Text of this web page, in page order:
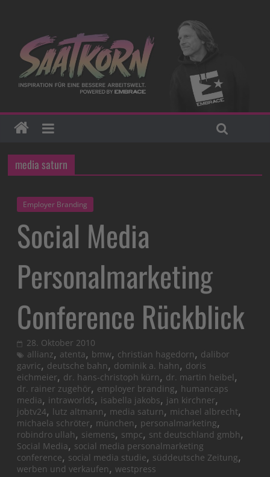
media saturn
Employer Branding
Social Media
Personalmarketing
Conference Rückblick
28. Oktober 2010
allianz, atenta, bmw, christian hagedorn, dalibor
gavric, deutsche bahn, dominik a. hahn, doris
eichmeier, dr. hans-christoph kürn, dr. martin heibel,
dr. rainer zugehör, employer branding, humancaps
media, intraworlds, isabella jakobs, jan kirchner,
jobtv24, lutz altmann, media saturn, michael albrecht,
michaela schröter, münchen, personalmarketing,
robindro ullah, siemens, smpc, snt deutschland gmbh,
Social Media, social media personalmarketing
conference, social media studie, süddeutsche Zeitung,
werben und verkaufen,westpress